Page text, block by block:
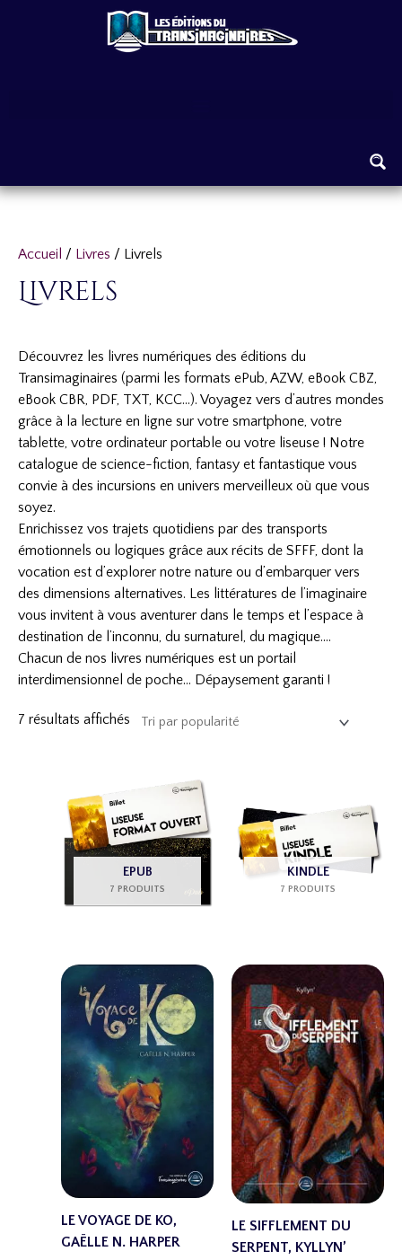
Accueil / Livres / Livrels
Livrels
Découvrez les livres numériques des éditions du
Transimaginaires (parmi les formats ePub, AZW, eBook CBZ,
eBook CBR, PDF, TXT, KCC…). Voyagez vers d’autres mondes
grâce à la lecture en ligne sur votre smartphone, votre
tablette, votre ordinateur portable ou votre liseuse ! Notre
catalogue de science-fiction, fantasy et fantastique vous
convie à des incursions en univers merveilleux où que vous
soyez.
Enrichissez vos trajets quotidiens par des transports
émotionnels ou logiques grâce aux récits de SFFF, dont la
vocation est d’explorer notre nature ou d’embarquer vers
des dimensions alternatives. Les littératures de l’imaginaire
vous invitent à vous aventurer dans le temps et l’espace à
destination de l’inconnu, du surnaturel, du magique….
Chacun de nos livres numériques est un portail
interdimensionnel de poche… Dépaysement garanti !
7 résultats affichés
Trié
EPUB
7 PRODUITS
KINDLE
7 PRODUITS
LE VOYAGE DE KO,
GAËLLE N. HARPER
LE SIFFLEMENT DU
SERPENT, KYLLYN’
prix :
2,99 €
à
5,99 €